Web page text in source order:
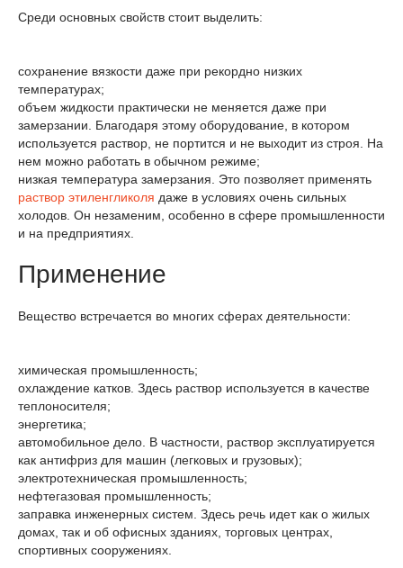
Среди основных свойств стоит выделить:
сохранение вязкости даже при рекордно низких
температурах;
объем жидкости практически не меняется даже при
замерзании. Благодаря этому оборудование, в котором
используется раствор, не портится и не выходит из строя. На
нем можно работать в обычном режиме;
низкая температура замерзания. Это позволяет применять
раствор этиленгликоля даже в условиях очень сильных
холодов. Он незаменим, особенно в сфере промышленности
и на предприятиях.
Применение
Вещество встречается во многих сферах деятельности:
химическая промышленность;
охлаждение катков. Здесь раствор используется в качестве
теплоносителя;
энергетика;
автомобильное дело. В частности, раствор эксплуатируется
как антифриз для машин (легковых и грузовых);
электротехническая промышленность;
нефтегазовая промышленность;
заправка инженерных систем. Здесь речь идет как о жилых
домах, так и об офисных зданиях, торговых центрах,
спортивных сооружениях.